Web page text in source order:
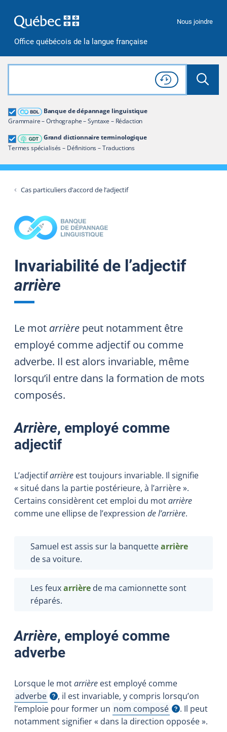
Office québécois de la langue française
Nous joindre
Rechercher dans tout le site
Lancer
Consulter l'
Historique
de recherche
Banque de dépannage linguistique
Grammaire – Orthographe – Syntaxe – Rédaction
Grand dictionnaire terminologique
Termes spécialisés – Définitions – Traductions
Grand dictionnaire terminologique
Restreindre aux termes
Cas particuliers d’accord de l’adjectif
Invariabilité de l’adjectif
arrière
Le mot arrière peut notamment être
employé comme adjectif ou comme
adverbe. Il est alors invariable, même
lorsqu’il entre dans la formation de mots
composés.
Arrière, employé comme
adjectif
L’adjectifarrière est toujours invariable. Il signifie
« situé dans la partie postérieure, à l’arrière ».
Certains considèrent cet emploi du motarrière
comme une ellipse de l’expression de l’arrière.
Samuel est assis sur la banquettearrière
de sa voiture.
Les feuxarrière de ma camionnette sont
réparés.
Arrière, employé comme
adverbe
Lorsque le motarrière est employé comme
adverbe
Afficher l'infobulle, il est invariable, y compris lorsqu’on
l’emploie pour former un nom composé
Afficher l'infobulle. Il peut
notamment signifier « dans la direction opposée ».